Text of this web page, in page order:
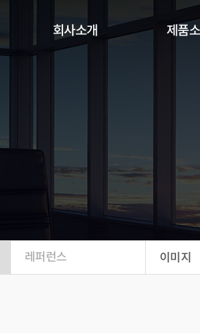
회사소개 제품
레퍼런스 이미지